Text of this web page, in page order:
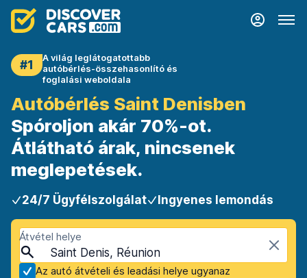
#1
A világ leglátogatottabb
autóbérlés-összehasonlító és
foglalási weboldala
Autóbérlés Saint Denisben
Spóroljon akár 70%-ot.
Átlátható árak, nincsenek
meglepetések.
24/7 Ügyfélszolgálat Ingyenes lemondás
Átvétel helye
Saint Denis, Réunion
Az autó átvételi és leadási helye ugyanaz